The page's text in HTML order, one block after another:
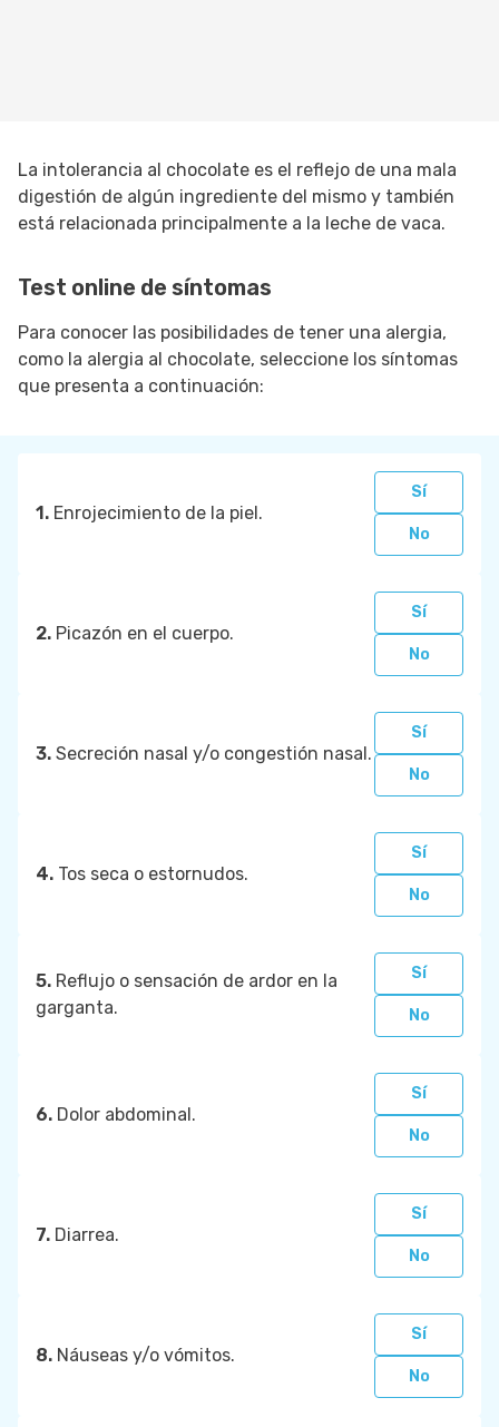
La intolerancia al chocolate es el reflejo de una mala
digestión de algún ingrediente del mismo y también
está relacionada principalmente a la leche de vaca.
Test online de síntomas
Para conocer las posibilidades de tener una alergia,
como la alergia al chocolate, seleccione los síntomas
que presenta a continuación:
1. Enrojecimiento de la piel.
Sí
No
2. Picazón en el cuerpo.
Sí
No
3. Secreción nasal y/o congestión nasal.
Sí
No
4. Tos seca o estornudos.
Sí
No
5. Reflujo o sensación de ardor en la
garganta.
Sí
No
6. Dolor abdominal.
Sí
No
7. Diarrea.
Sí
No
8. Náuseas y/o vómitos.
Sí
No